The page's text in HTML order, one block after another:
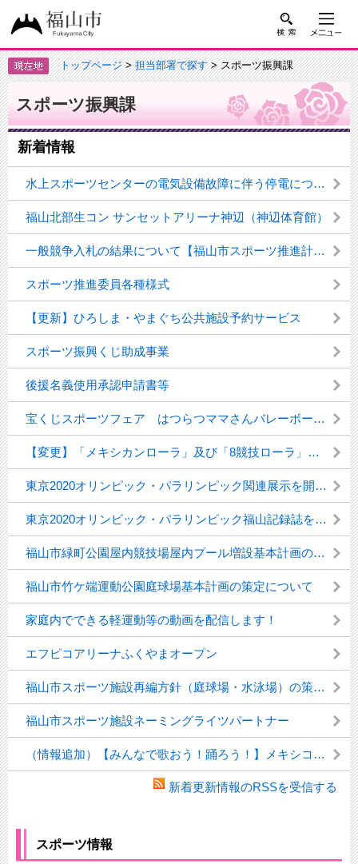
トップページ>担当部署で探す> スポーツ振興課
スポーツ振興課
新着情報
水上スポーツセンターの電気設備故障に伴う停電について
福山北部生コン サンセットアリーナ神辺（神辺体育館）
一般競争入札の結果について【福山市スポーツ推進計画策定支援業務委託】
スポーツ推進委員各種様式
【更新】ひろしま・やまぐち公共施設予約サービス
スポーツ振興くじ助成事業
後援名義使用承認申請書等
宝くじスポーツフェア はつらつママさんバレーボール in Fukuyamaを開催しました！
【変更】「メキシカンローラ」及び「8競技ローラ」の作製及び使用について
東京2020オリンピック・パラリンピック関連展示を開催中！
東京2020オリンピック・パラリンピック福山記録誌を作成！
福山市緑町公園屋内競技場屋内プール増設基本計画の策定について
福山市竹ケ端運動公園庭球場基本計画の策定について
家庭内でできる軽運動等の動画を配信します！
エフピコアリーナふくやまオープン
福山市スポーツ施設再編方針（庭球場・水泳場）の策定について
福山市スポーツ施設ネーミングライツパートナー
（情報追加）【みんなで歌おう！踊ろう！】メキシコ選手団応援ソング「みんなアミーゴ」
新着更新情報のRSSを受信する
スポーツ情報